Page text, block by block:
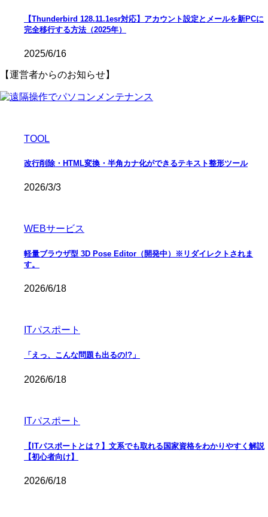
【Thunderbird 128.11.1esr対応】アカウント設定とメールを新PCに
完全移行する方法（2025年）
2025/6/16
【運営者からのお知らせ】
TOOL
改行削除・HTML変換・半角カナ化ができるテキスト整形ツール
2026/3/3
WEBサービス
軽量ブラウザ型 3D Pose Editor（開発中）※リダイレクトされま
す。
2026/6/18
ITパスポート
「えっ、こんな問題も出るの!?」
2026/6/18
ITパスポート
【ITパスポートとは？】文系でも取れる国家資格をわかりやすく解説
【初心者向け】
2026/6/18